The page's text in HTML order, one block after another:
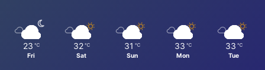
23 ℃
Fri
32 ℃
Sat
31 ℃
Sun
33 ℃
Mon
33 ℃
Tue